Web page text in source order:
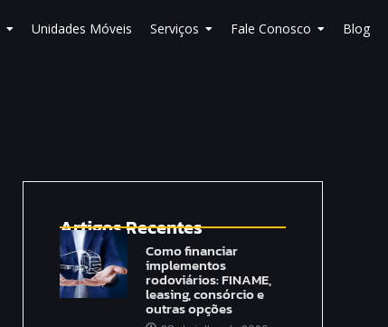
Unidades Móveis Serviços Fale Conosco Blog
Artigos Recentes
Como financiar
implementos
rodoviários: FINAME,
leasing, consórcio e
outras opções